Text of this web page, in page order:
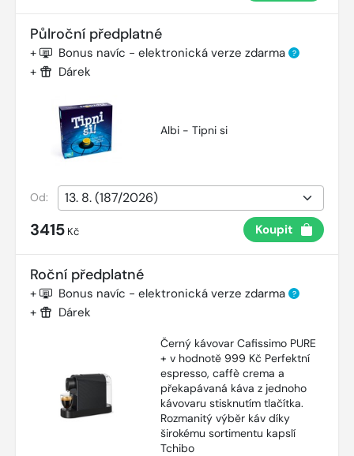
Půlroční předplatné
+ Bonus navíc - elektronická verze zdarma ?
+ Dárek
Albi - Tipni si
Od:
3415 Kč Koupit
Roční předplatné
+ Bonus navíc - elektronická verze zdarma ?
+ Dárek
Černý kávovar Cafissimo PURE
+ v hodnotě 999 Kč Perfektní
espresso, caffè crema a
překapávaná káva z jednoho
kávovaru stisknutím tlačítka.
Rozmanitý výběr káv díky
širokému sortimentu kapslí
Tchibo